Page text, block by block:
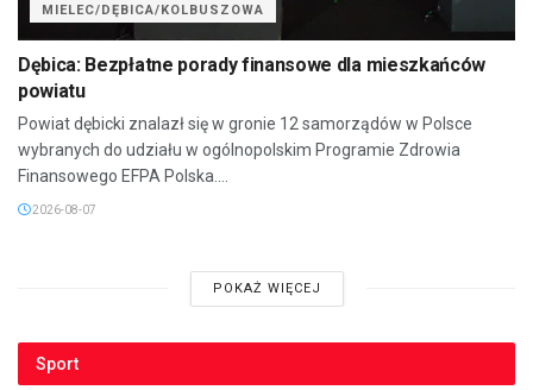
MIELEC/DĘBICA/KOLBUSZOWA
Dębica: Bezpłatne porady finansowe dla mieszkańców
powiatu
Powiat dębicki znalazł się w gronie 12 samorządów w Polsce
wybranych do udziału w ogólnopolskim Programie Zdrowia
Finansowego EFPA Polska....
2026-08-07
POKAŻ WIĘCEJ
Sport